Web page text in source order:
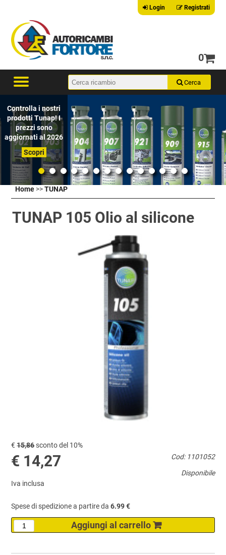
Login Registrati
0
Controlla i nostri
prodotti Tunap! I
prezzi sono
aggiornati al 2026
Scopri
Home >>TUNAP
TUNAP 105 Olio al silicone
€15,86sconto del 10%
€ 14,27
Iva inclusa
Cod: 1101052
Disponibile
Spese di spedizione a partire da6.99 €